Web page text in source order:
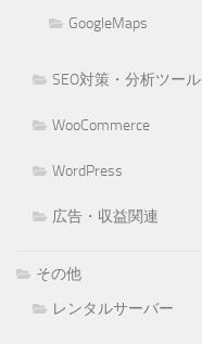
GoogleMaps
SEO対策・分析ツール
WooCommerce
WordPress
広告・収益関連
その他
レンタルサーバー